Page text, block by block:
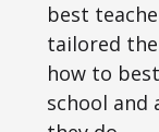
best
tailored
how to
school and